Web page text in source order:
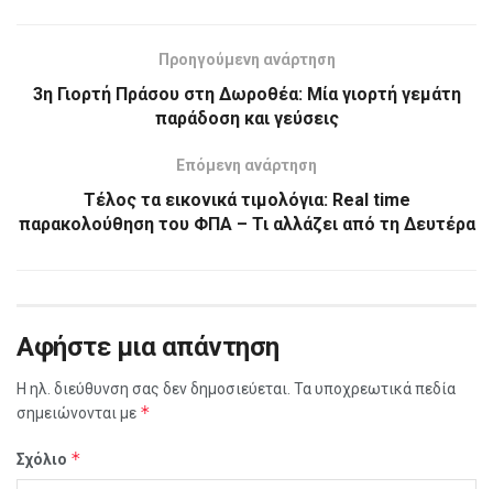
Προηγούμενη ανάρτηση
3η Γιορτή Πράσου στη Δωροθέα: Μία γιορτή γεμάτη
παράδοση και γεύσεις
Επόμενη ανάρτηση
Τέλος τα εικονικά τιμολόγια: Real time
παρακολούθηση του ΦΠΑ – Τι αλλάζει από τη Δευτέρα
Αφήστε μια απάντηση
Η ηλ. διεύθυνση σας δεν δημοσιεύεται. Τα υποχρεωτικά πεδία
σημειώνονται με *
Σχόλιο *